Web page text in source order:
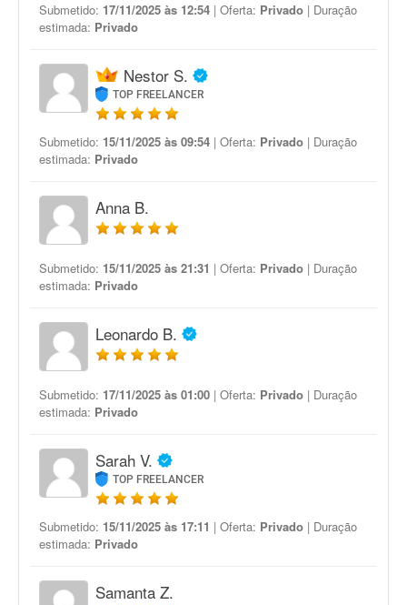
Submetido: 17/11/2025 às 12:54 | Oferta: Privado | Duração
estimada: Privado
Nestor S.
TOP FREELANCER
Submetido: 15/11/2025 às 09:54 | Oferta: Privado | Duração
estimada: Privado
Anna B.
Submetido: 15/11/2025 às 21:31 | Oferta: Privado | Duração
estimada: Privado
Leonardo B.
Submetido: 17/11/2025 às 01:00 | Oferta: Privado | Duração
estimada: Privado
Sarah V.
TOP FREELANCER
Submetido: 15/11/2025 às 17:11 | Oferta: Privado | Duração
estimada: Privado
Samanta Z.